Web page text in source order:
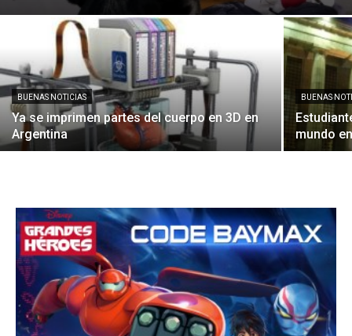
BUENAS NOTICIAS
Ya se imprimen partes del cuerpo en 3D en
Argentina
BUENAS
mundo